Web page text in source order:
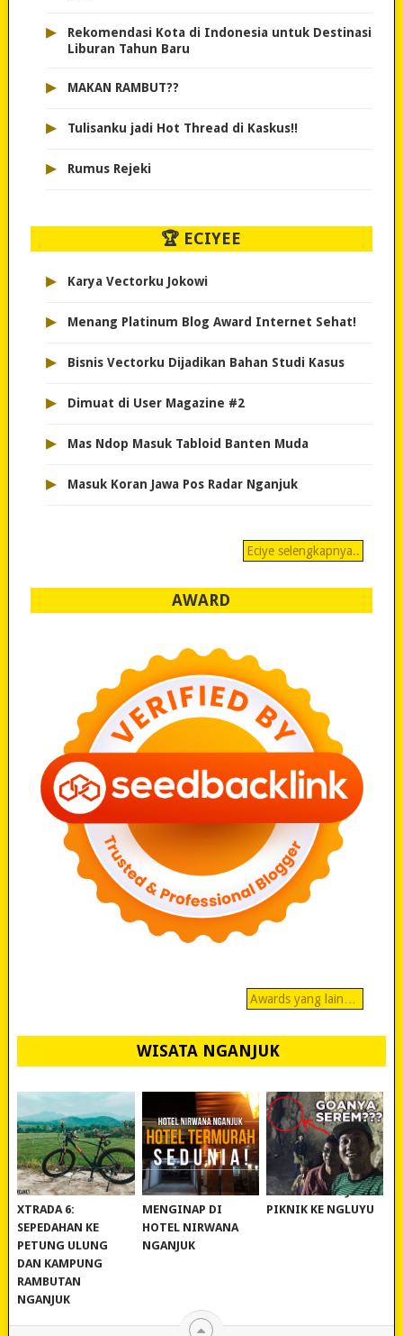
▸
Rekomendasi Kota di Indonesia untuk Destinasi
Liburan Tahun Baru
▸ MAKAN RAMBUT??
▸ Tulisanku jadi Hot Thread di Kaskus!!
▸ Rumus Rejeki
🏆 ECIYEE
▸ Karya Vectorku Jokowi
▸ Menang Platinum Blog Award Internet Sehat!
▸ Bisnis Vectorku Dijadikan Bahan Studi Kasus
▸ Dimuat di User Magazine #2
▸ Mas Ndop Masuk Tabloid Banten Muda
▸ Masuk Koran Jawa Pos Radar Nganjuk
Eciye selengkapnya..
AWARD
Awards yang lain…
WISATA NGANJUK
REVIEW POLYGON
XTRADA 6:
SEPEDAHAN KE
PETUNG ULUNG
DAN KAMPUNG
RAMBUTAN
NGANJUK
MURAH BANGET!
MENGINAP DI
HOTEL NIRWANA
NGANJUK
WISATA NGANJUK:
PIKNIK KE NGLUYU